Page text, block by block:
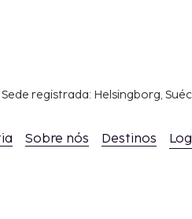
Sede registrada: Helsingborg,
Sobre nós Destinos